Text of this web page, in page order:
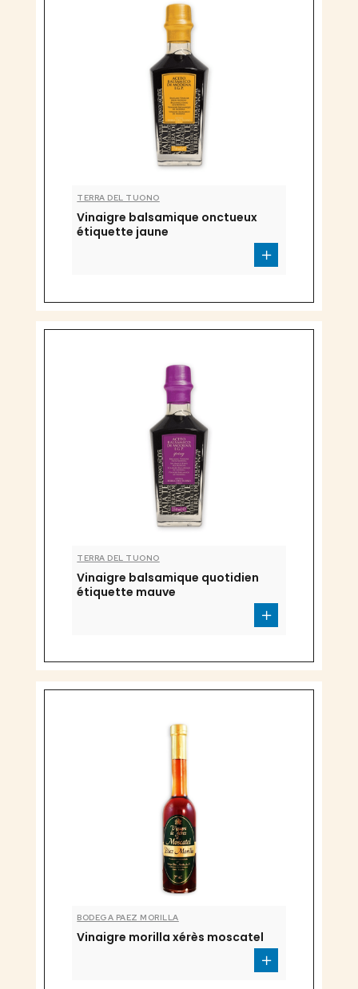
TERRA DEL TUONO
Vinaigre balsamique onctueux
étiquette jaune
TERRA DEL TUONO
Vinaigre balsamique quotidien
étiquette mauve
BODEGA PAEZ MORILLA
Vinaigre morilla xérès moscatel